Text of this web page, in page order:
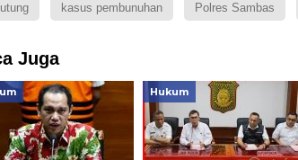
kasus pembunuhan Polres Sambas
Juga
Hukum